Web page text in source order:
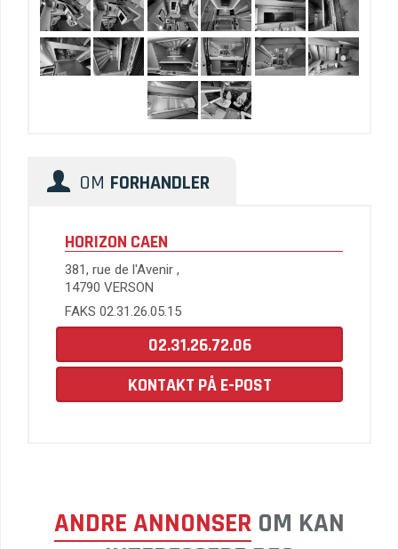
OM FORHANDLER
HORIZON CAEN
381, rue de l'Avenir ,
14790 VERSON
FAKS 02.31.26.05.15
02.31.26.72.06
KONTAKT PÅ E-POST
ANDRE ANNONSER OM KAN